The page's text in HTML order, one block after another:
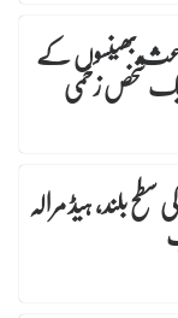
بھینسوں کے
شخص زخمی
بلند، ہیڈ مرالہ